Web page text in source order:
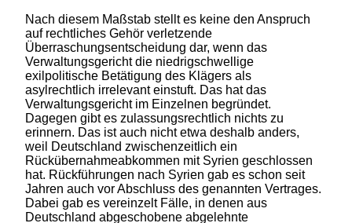
Nach diesem Maßstab stellt es keine den Anspruch
auf rechtliches Gehör verletzende
Überraschungsentscheidung dar, wenn das
Verwaltungsgericht die niedrigschwellige
exilpolitische Betätigung des Klägers als
asylrechtlich irrelevant einstuft. Das hat das
Verwaltungsgericht im Einzelnen begründet.
Dagegen gibt es zulassungsrechtlich nichts zu
erinnern. Das ist auch nicht etwa deshalb anders,
weil Deutschland zwischenzeitlich ein
Rückübernahmeabkommen mit Syrien geschlossen
hat. Rückführungen nach Syrien gab es schon seit
Jahren auch vor Abschluss des genannten Vertrages.
Dabei gab es vereinzelt Fälle, in denen aus
Deutschland abgeschobene abgelehnte